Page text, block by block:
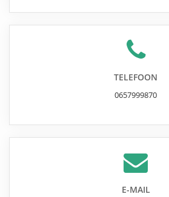
TELEFOON
0657999870
E-MAIL